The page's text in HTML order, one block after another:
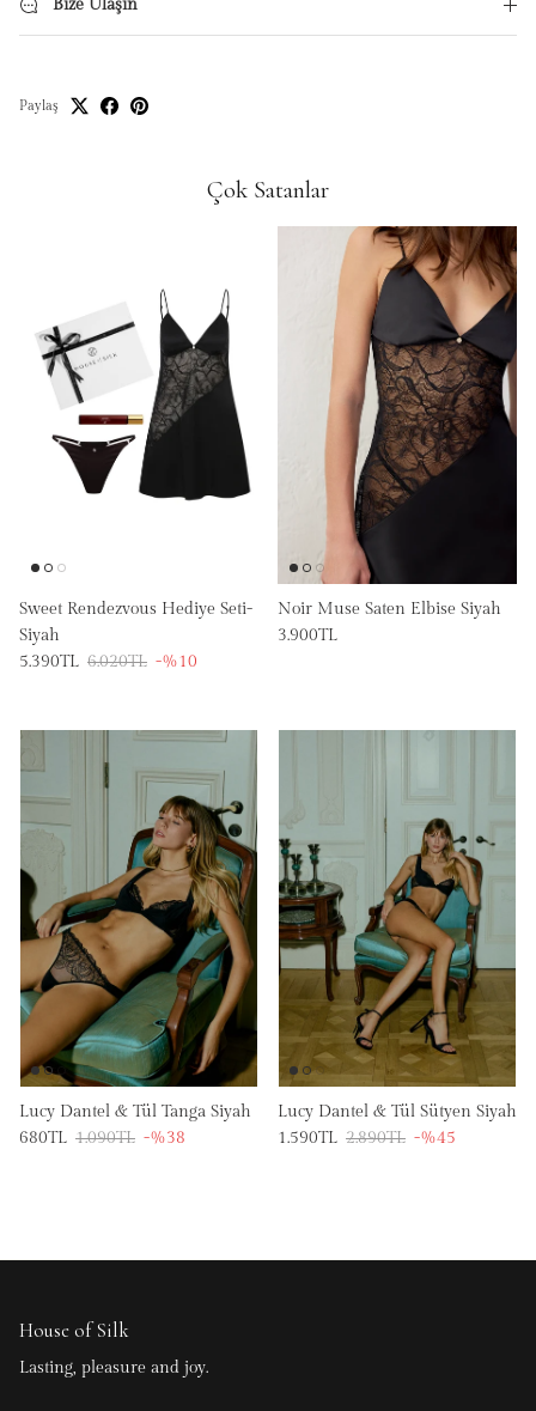
Bize Ulaşın
Paylaş
Çok Satanlar
Sweet Rendezvous Hediye Seti-
Siyah
5.390TL 6.020TL -%10
Noir Muse Saten Elbise Siyah
3.900TL
Lucy Dantel & Tül Tanga Siyah
680TL 1.090TL -%38
Lucy Dantel & Tül Sütyen Siyah
1.590TL 2.890TL -%45
House of Silk
Lasting, pleasure and joy.